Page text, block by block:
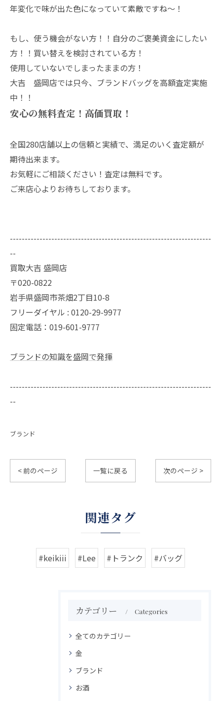
年変化で味が出た色になっていて素敵ですね～！
もし、使う機会がない方！！自分のご褒美資金にしたい
方！！買い替えを検討されている方！
使用していないでしまったままの方！
大吉 盛岡店では只今、ブランドバッグを高額査定実施
中！！
安心の無料査定！高価買取！
全国280店舗以上の信頼と実績で、満足のいく査定額が
期待出来ます。
お気軽にご相談ください！査定は無料です。
ご来店心よりお待ちしております。
--------------------------------------------------------------------
--
買取大吉 盛岡店
〒020-0822
岩手県盛岡市茶畑2丁目10-8
フリーダイヤル : 0120-29-9977
固定電話：019-601-9777
ブランドの知識を盛岡で発揮
--------------------------------------------------------------------
--
ブランド
< 前のページ 一覧に戻る 次のページ >
関連タグ
#keikiii #Lee #トランク #バッグ
カテゴリー Categories
全てのカテゴリー
金
ブランド
お酒